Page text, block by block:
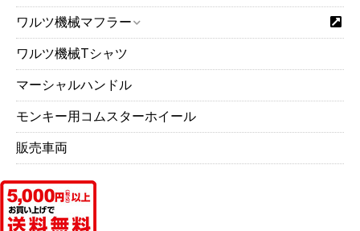
ワルツ機械マフラー
ワルツ機械Tシャツ
マーシャルハンドル
モンキー用コムスターホイール
販売車両